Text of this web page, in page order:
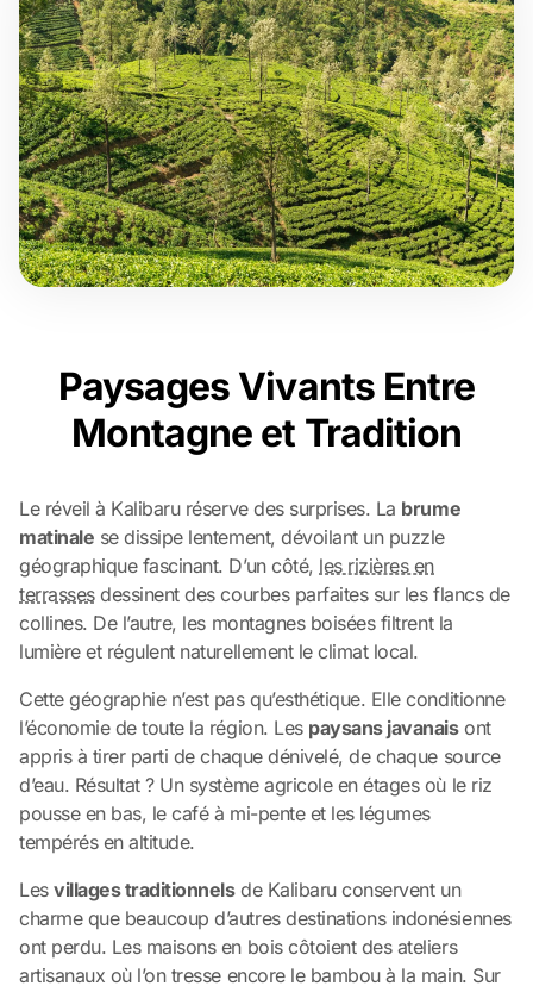
Paysages Vivants Entre
Montagne et Tradition
Le réveil à Kalibaru réserve des surprises. La brume
matinale se dissipe lentement, dévoilant un puzzle
géographique fascinant. D’un côté, les rizières en
terrassesdessinent des courbes parfaites sur les flancs de
collines. De l’autre, les montagnes boisées filtrent la
lumière et régulent naturellement le climat local.
Cette géographie n’est pas qu’esthétique. Elle conditionne
l’économie de toute la région. Les paysans javanaisont
appris à tirer parti de chaque dénivelé, de chaque source
d’eau. Résultat ? Un système agricole en étages où le riz
pousse en bas, le café à mi-pente et les légumes
tempérés en altitude.
Lesvillages traditionnelsde Kalibaru conservent un
charme que beaucoup d’autres destinations indonésiennes
ont perdu. Les maisons en bois côtoient des ateliers
artisanaux où l’on tresse encore le bambou à la main. Sur